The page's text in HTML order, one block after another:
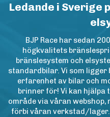
Ledande i Sverige
BJP Race har sedan
högkvalitets
bränslesystem och
standardbilar. Vi som ligger
erfarenhet av bilar och
brinner för! Vi kan hjälpa
område via våran webshop,
förbi våran verkstad/